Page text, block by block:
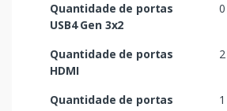
Quantidade de portas
USB4 Gen 3x2
0
Quantidade de portas
HDMI
2
Quantidade de portas
1